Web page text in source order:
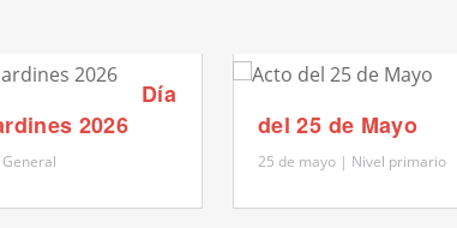
Día
2026
del 25 de Mayo
25 de mayo | Nivel primario